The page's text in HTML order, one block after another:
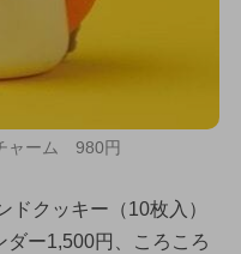
ャーム 980円
ドクッキー（10枚入）
ー1,500円、ころころ